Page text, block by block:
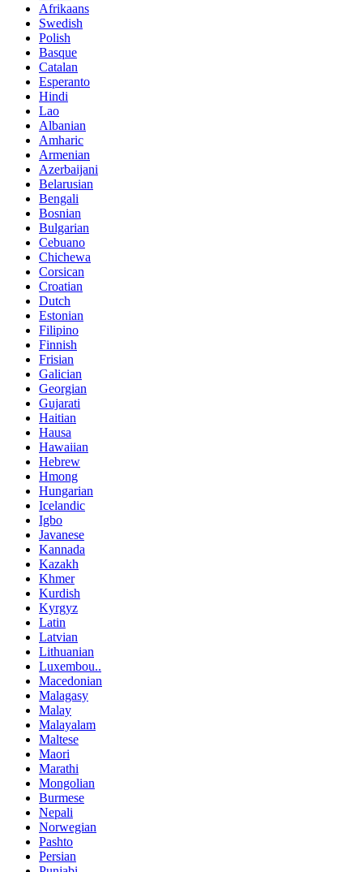
Afrikaans
Swedish
Polish
Basque
Catalan
Esperanto
Hindi
Lao
Albanian
Amharic
Armenian
Azerbaijani
Belarusian
Bengali
Bosnian
Bulgarian
Cebuano
Chichewa
Corsican
Croatian
Dutch
Estonian
Filipino
Finnish
Frisian
Galician
Georgian
Gujarati
Haitian
Hausa
Hawaiian
Hebrew
Hmong
Hungarian
Icelandic
Igbo
Javanese
Kannada
Kazakh
Khmer
Kurdish
Kyrgyz
Latin
Latvian
Lithuanian
Luxembou..
Macedonian
Malagasy
Malay
Malayalam
Maltese
Maori
Marathi
Mongolian
Burmese
Nepali
Norwegian
Pashto
Persian